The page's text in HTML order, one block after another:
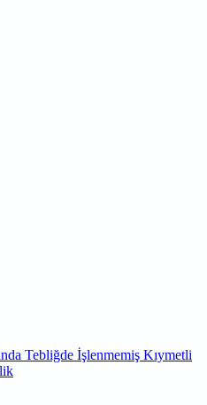
Tebliğde İşlenmemiş Kıymetli